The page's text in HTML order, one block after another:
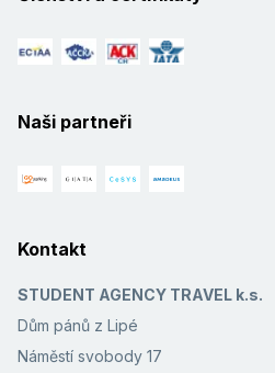
Naši partneři
Kontakt
STUDENT AGENCY TRAVEL k.s.
Dům pánů z Lipé
Náměstí svobody 17